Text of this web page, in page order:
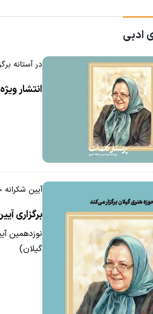
ادبی
در آستانه
انتشار
آیین
برگزاری
نوزدهمین
گیلان)